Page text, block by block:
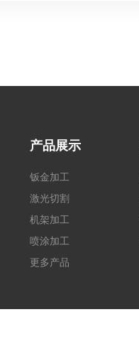
产品展示
钣金加工
激光切割
机架加工
喷涂加工
更多产品